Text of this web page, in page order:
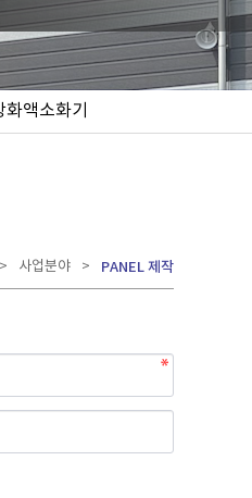
액소화기
> 사업분야 > PANEL 제작